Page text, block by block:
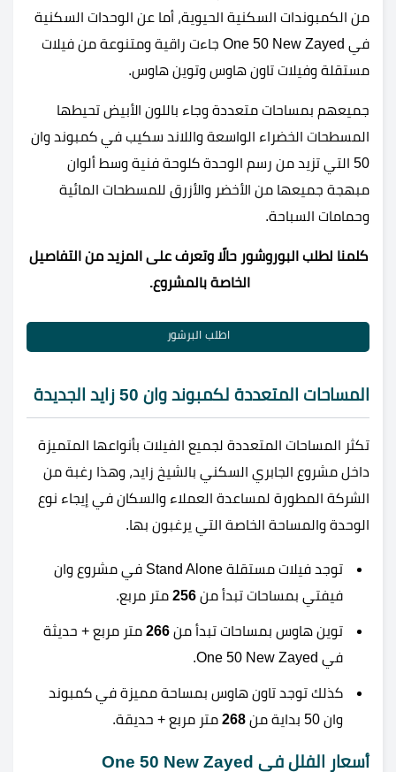
من الكمبوندات السكنية الحيوية، أما عن الوحدات السكنية
في One 50 New Zayed جاءت راقية ومتنوعة من فيلات
مستقلة وفيلات تاون هاوس وتوين هاوس.
جميعهم بمساحات متعددة وجاء باللون الأبيض تحيطها
المسطحات الخضراء الواسعة واللاند سكيب في كمبوند وان
50 التي تزيد من رسم الوحدة كلوحة فنية وسط ألوان
مبهجة جميعها من الأخضر والأزرق للمسطحات المائية
وحمامات السباحة.
كلمنا لطلب البوروشور حالًا وتعرف على المزيد من التفاصيل
الخاصة بالمشروع.
اطلب البرشور
المساحات المتعددة لكمبوند وان 50 زايد الجديدة
تكثر المساحات المتعددة لجميع الفيلات بأنواعها المتميزة
داخل مشروع الجابري السكني بالشيخ زايد، وهذا رغبة من
الشركة المطورة لمساعدة العملاء والسكان في إيجاء نوع
الوحدة والمساحة الخاصة التي يرغبون بها.
توجد فيلات مستقلة Stand Alone في مشروع وان
فيفتي بمساحات تبدأ من 256 متر مربع.
توين هاوس بمساحات تبدأ من 266 متر مربع + حديثة
في One 50 New Zayed.
كذلك توجد تاون هاوس بمساحة مميزة في كمبوند
وان 50 بداية من
268 متر مربع + حديقة.
أسعار الفلل في One 50 New Zayed